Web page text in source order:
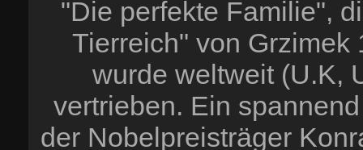
"Die perfekte Familie",
Tierreich" von Grzimek
wurde weltweit (U.K,
vertrieben. Ein
der Nobelpreisträger